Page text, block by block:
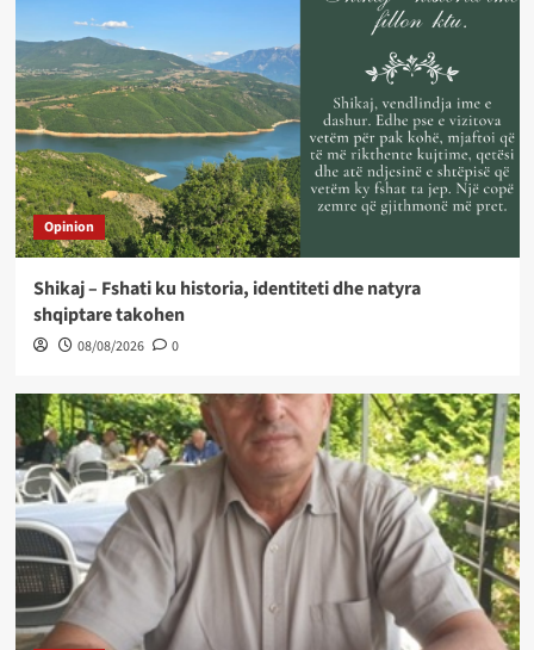
Opinion
Shikaj – Fshati ku historia, identiteti dhe natyra
shqiptare takohen
08/08/2026 0